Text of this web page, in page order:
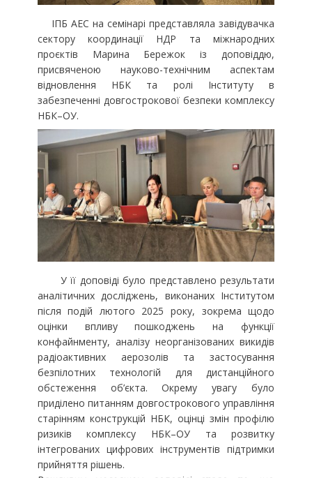
ІПБ АЕС на семінарі представляла завідувачка
сектору координації НДР та міжнародних
проєктів Марина Бережок із доповіддю,
присвяченою науково-технічним аспектам
відновлення НБК та ролі Інституту в
забезпеченні довгострокової безпеки комплексу
НБК–ОУ.
У її доповіді було представлено результати
аналітичних досліджень, виконаних Інститутом
після подій лютого 2025 року, зокрема щодо
оцінки впливу пошкоджень на функції
конфайнменту, аналізу неорганізованих викидів
радіоактивних аерозолів та застосування
безпілотних технологій для дистанційного
обстеження об’єкта. Окрему увагу було
приділено питанням довгострокового управління
старінням конструкцій НБК, оцінці змін профілю
ризиків комплексу НБК–ОУ та розвитку
інтегрованих цифрових інструментів підтримки
прийняття рішень.